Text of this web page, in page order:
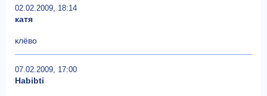
02.02.2009, 18:14
катя
клёво
07.02.2009, 17:00
Habibti